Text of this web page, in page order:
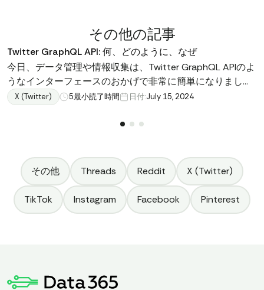
その他の記事
Twitter GraphQL API: 何、どのように、なぜ
今日、データ管理や情報収集は、Twitter GraphQL APIのよ
うなインターフェースのおかげで非常に簡単になりまし
た！この記事では、Twitter GraphQL APIの詳細情報、その
機能、利点、さらには最良の代替手段について説明しま
X (Twitter) 5最小読了時間 日付:July 15, 2024
その他 Threads Reddit X (Twitter)
TikTok Instagram Facebook Pinterest